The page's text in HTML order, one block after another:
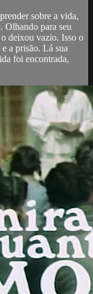
sobre a vida,
Olhando para seu
deixou vazio. Isso o
a prisão. Lá sua
foi encontrada,